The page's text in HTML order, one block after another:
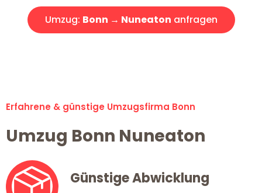
Umzug: Bonn → Nuneaton anfragen
Erfahrene & günstige Umzugsfirma Bonn
Umzug Bonn Nuneaton
Günstige Abwicklung